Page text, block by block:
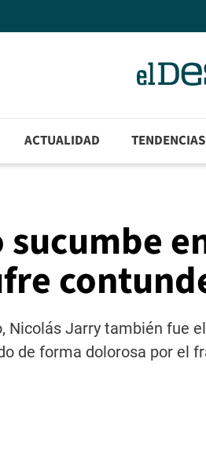
ACTUALIDAD TENDENCIAS
Nicolás Jarry también fue
de forma dolorosa por el